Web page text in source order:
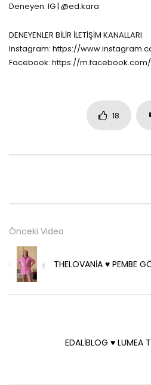
Deneyen: IG | @ed.kara
DENEYENLER BİLİR İLETİŞİM KANALLARI:
Instagram: https://
Facebook: https://
18
Önceki Video
THELOVANİA ♥️ PEMBE
EDALİBLOG ♥️ LUMEA